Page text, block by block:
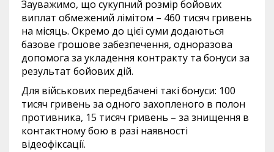
Зауважимо, що сукупний розмір бойових
виплат обмежений лімітом – 460 тисяч гривень
на місяць. Окремо до цієї суми додаються
базове грошове забезпечення, одноразова
допомога за укладення контракту та бонуси за
результат бойових дій.
Для військових передбачені такі бонуси: 100
тисяч гривень за одного захопленого в полон
противника, 15 тисяч гривень – за знищення в
контактному бою в разі наявності
відеофіксації.